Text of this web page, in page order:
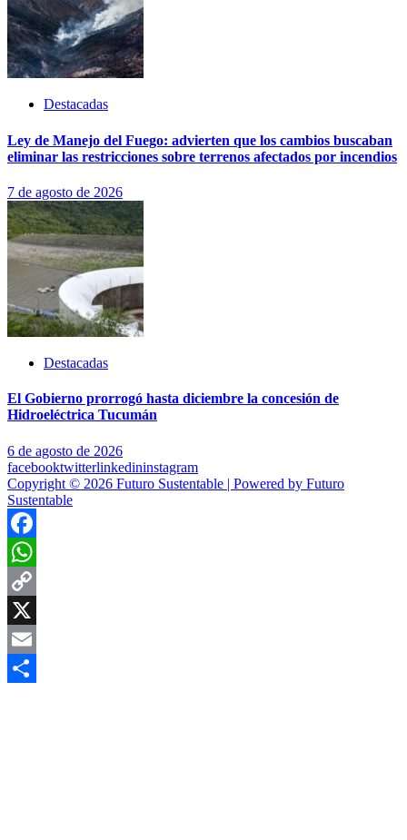
Destacadas
Ley de Manejo del Fuego: advierten que los cambios buscaban
eliminar las restricciones sobre terrenos afectados por incendios
7 de agosto de 2026
Destacadas
El Gobierno prorrogó hasta diciembre la concesión de
Hidroeléctrica Tucumán
6 de agosto de 2026
facebooktwitterlinkedininstagram
Copyright © 2026 Futuro Sustentable | Powered by Futuro
Sustentable
Facebook
WhatsApp
Copy
Link
X
Email